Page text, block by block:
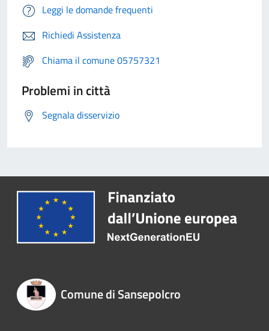
Leggi le domande frequenti
Richiedi Assistenza
Chiama il comune 05757321
Problemi in città
Segnala disservizio
Comune di Sansepolcro